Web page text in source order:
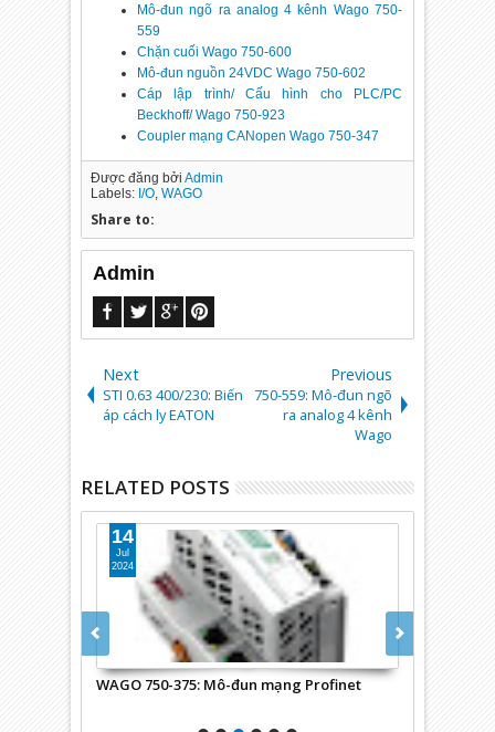
Mô-đun ngõ ra analog 4 kênh Wago 750-
559
Chặn cuối Wago 750-600
Mô-đun nguồn 24VDC Wago 750-602
Cáp lập trình/ Cấu hình cho PLC/PC
Beckhoff/ Wago 750-923
Coupler mạng CANopen Wago 750-347
Được đăng bởiAdmin
Labels: I/O,WAGO
Share to:
Admin
Next
STI 0.63 400/230: Biến
áp cách ly EATON
Previous
750-559: Mô-đun ngõ
ra analog 4 kênh
Wago
RELATED POSTS
WAGO 750-375: Mô-đun mạng Profinet
14
Jul
2024